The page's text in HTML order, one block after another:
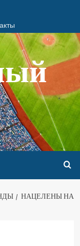
НАЦЕЛЕНЫ НА